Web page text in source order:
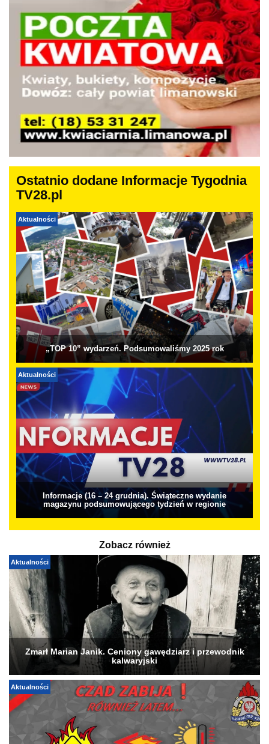
Ostatnio dodane Informacje Tygodnia
TV28.pl
Aktualności
„TOP 10” wydarzeń. Podsumowaliśmy 2025 rok
Aktualności
Informacje (16 – 24 grudnia). Świąteczne wydanie
magazynu podsumowującego tydzień w regionie
Zobacz również
Aktualności
Zmarł Marian Janik. Ceniony gawędziarz i przewodnik
kalwaryjski
Aktualności